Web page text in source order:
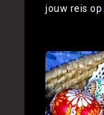
jouw reis op